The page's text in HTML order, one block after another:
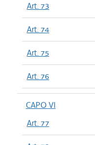
Art. 73
Art. 74
Art. 75
Art. 76
CAPO VI
Art. 77